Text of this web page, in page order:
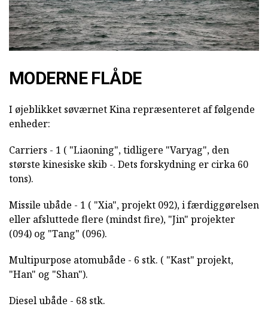
MODERNE FLÅDE
I øjeblikket søværnet Kina repræsenteret af følgende
enheder:
Carriers - 1 ( "Liaoning", tidligere "Varyag", den
største kinesiske skib -. Dets forskydning er cirka 60
tons).
Missile ubåde - 1 ( "Xia", projekt 092), i færdiggørelsen
eller afsluttede flere (mindst fire), "Jin" projekter
(094) og "Tang" (096).
Multipurpose atomubåde - 6 stk. ( "Kast" projekt,
"Han" og "Shan").
Diesel ubåde - 68 stk.